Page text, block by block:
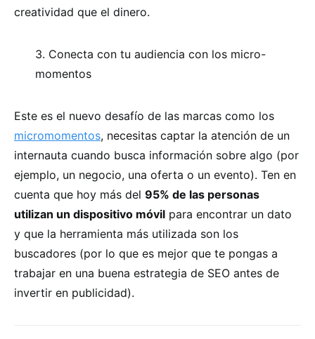
creatividad que el dinero.
3. Conecta con tu audiencia con los micro-
momentos
Este es el nuevo desafío de las marcas como los
micromomentos, necesitas captar la atención de un
internauta cuando busca información sobre algo (por
ejemplo, un negocio, una oferta o un evento). Ten en
cuenta que hoy más del 95% de las personas
utilizan un dispositivo móvil para encontrar un dato
y que la herramienta más utilizada son los
buscadores (por lo que es mejor que te pongas a
trabajar en una buena estrategia de SEO antes de
invertir en publicidad).